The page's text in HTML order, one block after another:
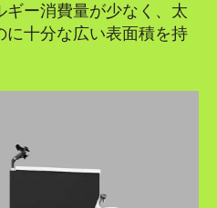
ー消費量が少なく、太
十分な広い表面積を持